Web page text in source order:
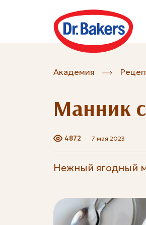
Академия
Манник
4872 7 мая 2023
Нежный ягодный